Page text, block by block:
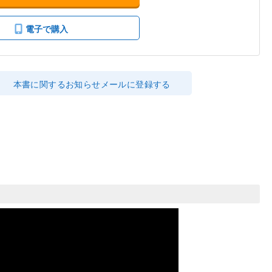
電子で購入
本書に関するお知らせメールに登録する